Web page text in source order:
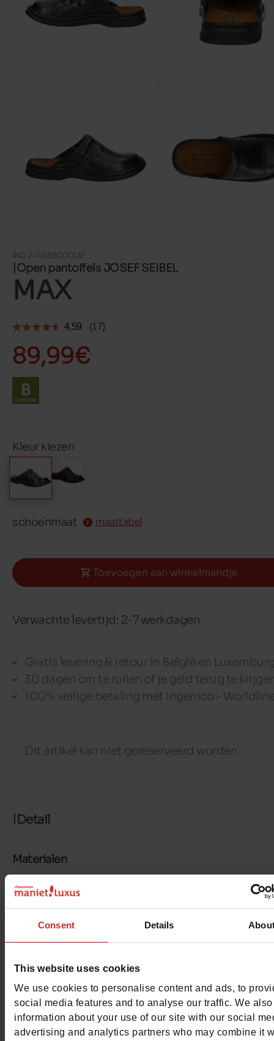
Consent Details
This website uses cookies
We use cookies to personalise content and ads, to
social media features and to analyse our traffic. We
information about your use of our site with our social
advertising and analytics partners who may combine it
#ID 24163800002
Open pantoffels JOSEF SEIBEL
MAX
89,99€
Kleur kiezen
schoenmaat maattabel
Toevoegen aan winkelmandje
Verwachte levertijd: 2-7 werkdagen
Gratis levering & retour in België en
30 dagen om te ruilen of je geld terug te
100% veilige betaling met Ingenico -
Dit artikel kan niet gereserveerd worden
Detail
Materialen
Materiaal
Zool GEGOMD
Voering
Kenmerken
Color ZWART